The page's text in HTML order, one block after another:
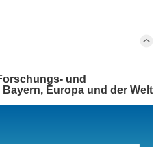
und
Europa und der Welt